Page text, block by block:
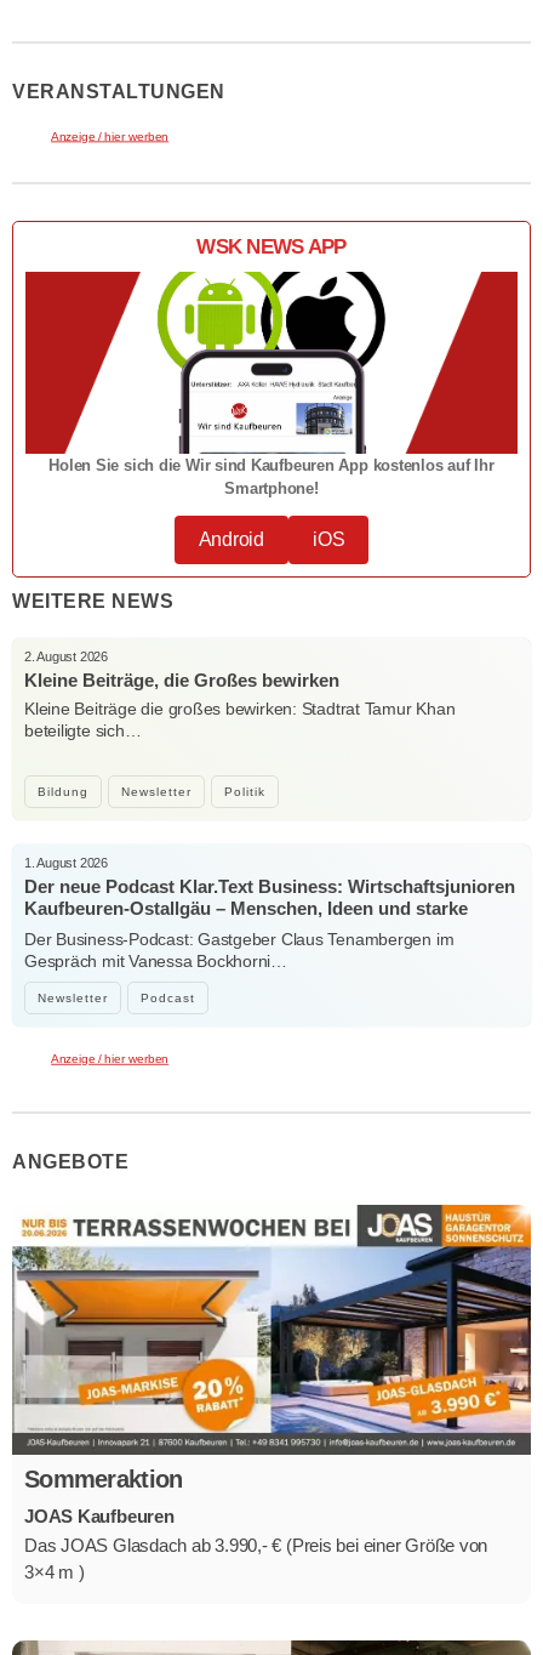
VERANSTALTUNGEN
Anzeige / hier werben
WSK NEWS APP
Holen Sie sich die Wir sind Kaufbeuren App kostenlos auf Ihr
Smartphone!
Android iOS
WEITERE NEWS
Bildung Newsletter Politik
2. August 2026
Kleine Beiträge, die Großes bewirken
Kleine Beiträge die großes bewirken: Stadtrat Tamur Khan
beteiligte sich…
Newsletter Podcast
1. August 2026
Der neue Podcast Klar.Text Business: Wirtschaftsjunioren
Kaufbeuren-Ostallgäu – Menschen, Ideen und starke
Verbindungen
Der Business-Podcast: Gastgeber Claus Tenambergen im
Gespräch mit Vanessa Bockhorni…
Anzeige / hier werben
ANGEBOTE
Sommeraktion
JOAS Kaufbeuren
Das JOAS Glasdach ab 3.990,- € (Preis bei einer Größe von
3×4 m )